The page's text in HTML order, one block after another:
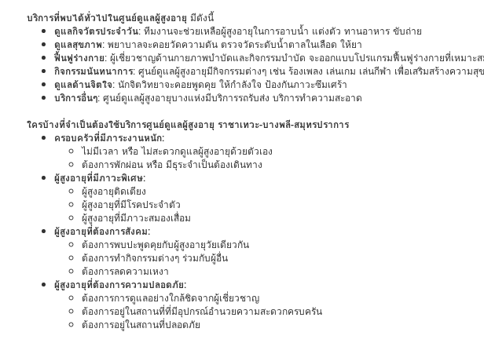
บริการที่พบได้ทั่วไปในศูนย์ดูแลผู้สูงอายุ มีดังนี้
ดูแลกิจวัตรประจำวัน: ทีมงานจะช่วยเหลือผู้สูงอายุในการอาบน้ำ แต่งตัว ทานอาหาร ขับถ่าย
ดูแลสุขภาพ: พยาบาลจะคอยวัดความดัน ตรวจวัดระดับน้ำตาลในเลือด ให้ยา
ฟื้นฟูร่างกาย: ผู้เชี่ยวชาญด้านกายภาพบำบัดและกิจกรรมบำบัด จะออกแบบโปรแกรมฟื้นฟูร่างกายที่เหมาะ
กิจกรรมนันทนาการ: ศูนย์ดูแลผู้สูงอายุมีกิจกรรมต่างๆ เช่น ร้องเพลง เล่นเกม เล่นกีฬา เพื่อเสริมสร้างความ
ดูแลด้านจิตใจ: นักจิตวิทยาจะคอยพูดคุย ให้กำลังใจ ป้องกันภาวะซึมเศร้า
บริการอื่นๆ: ศูนย์ดูแลผู้สูงอายุบางแห่งมีบริการรถรับส่ง บริการทำความสะอาด
ใครบ้างที่จำเป็นต้องใช้บริการศูนย์ดูแลผู้สูงอายุ ราชาเทวะ-บางพลี-สมุทรปราการ
ครอบครัวที่มีภาระงานหนัก:
ไม่มีเวลา หรือ ไม่สะดวกดูแลผู้สูงอายุด้วยตัวเอง
ต้องการพักผ่อน หรือ มีธุระจำเป็นต้องเดินทาง
ผู้สูงอายุที่มีภาวะพิเศษ:
ผู้สูงอายุติดเตียง
ผู้สูงอายุที่มีโรคประจำตัว
ผู้สูงอายุที่มีภาวะสมองเสื่อม
ผู้สูงอายุที่ต้องการสังคม:
ต้องการพบปะพูดคุยกับผู้สูงอายุวัยเดียวกัน
ต้องการทำกิจกรรมต่างๆ ร่วมกับผู้อื่น
ต้องการลดความเหงา
ผู้สูงอายุที่ต้องการความปลอดภัย:
ต้องการการดูแลอย่างใกล้ชิดจากผู้เชี่ยวชาญ
ต้องการอยู่ในสถานที่ที่มีอุปกรณ์อำนวยความสะดวกครบครัน
ต้องการอยู่ในสถานที่ปลอดภัย